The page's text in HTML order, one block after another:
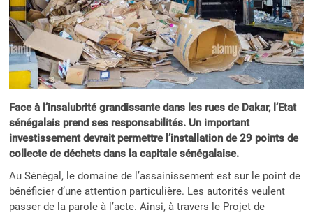
Face à l’insalubrité grandissante dans les rues de Dakar, l’Etat
sénégalais prend ses responsabilités. Un important
investissement devrait permettre l’installation de 29 points de
collecte de déchets dans la capitale sénégalaise.
Au Sénégal, le domaine de l’assainissement est sur le point de
bénéficier d’une attention particulière. Les autorités veulent
passer de la parole à l’acte. Ainsi, à travers le Projet de